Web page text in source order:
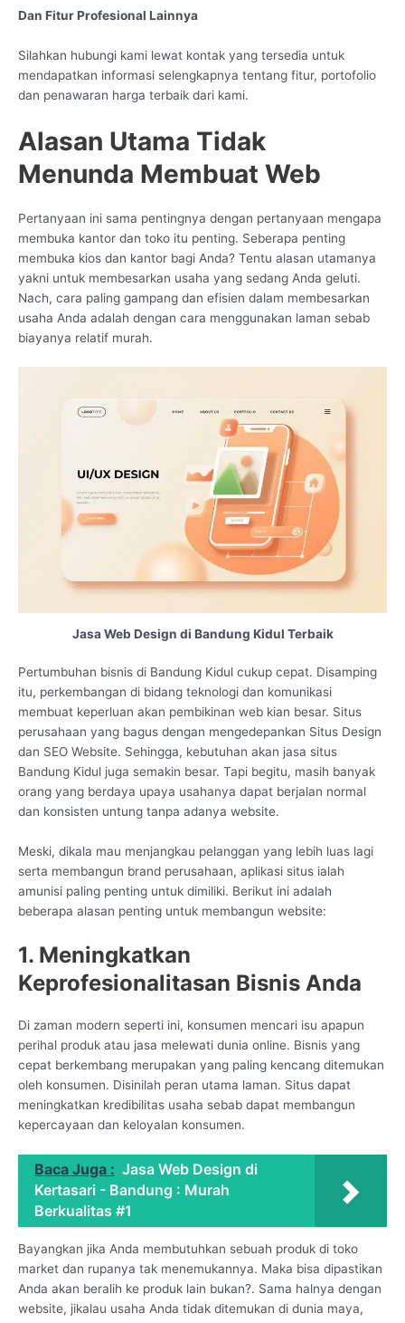
Dan Fitur Profesional Lainnya
Silahkan hubungi kami lewat kontak yang tersedia untuk
mendapatkan informasi selengkapnya tentang fitur, portofolio
dan penawaran harga terbaik dari kami.
Alasan Utama Tidak
Menunda Membuat Web
Pertanyaan ini sama pentingnya dengan pertanyaan mengapa
membuka kantor dan toko itu penting. Seberapa penting
membuka kios dan kantor bagi Anda? Tentu alasan utamanya
yakni untuk membesarkan usaha yang sedang Anda geluti.
Nach, cara paling gampang dan efisien dalam membesarkan
usaha Anda adalah dengan cara menggunakan laman sebab
biayanya relatif murah.
Jasa Web Design di Bandung Kidul Terbaik
Pertumbuhan bisnis di Bandung Kidul cukup cepat. Disamping
itu, perkembangan di bidang teknologi dan komunikasi
membuat keperluan akan pembikinan web kian besar. Situs
perusahaan yang bagus dengan mengedepankan Situs Design
dan SEO Website. Sehingga, kebutuhan akan jasa situs
Bandung Kidul juga semakin besar. Tapi begitu, masih banyak
orang yang berdaya upaya usahanya dapat berjalan normal
dan konsisten untung tanpa adanya website.
Meski, dikala mau menjangkau pelanggan yang lebih luas lagi
serta membangun brand perusahaan, aplikasi situs ialah
amunisi paling penting untuk dimiliki. Berikut ini adalah
beberapa alasan penting untuk membangun website:
1. Meningkatkan
Keprofesionalitasan Bisnis Anda
Di zaman modern seperti ini, konsumen mencari isu apapun
perihal produk atau jasa melewati dunia online. Bisnis yang
cepat berkembang merupakan yang paling kencang ditemukan
oleh konsumen. Disinilah peran utama laman. Situs dapat
meningkatkan kredibilitas usaha sebab dapat membangun
kepercayaan dan keloyalan konsumen.
Baca Juga : Jasa Web Design di
Kertasari - Bandung : Murah
Berkualitas #1
Bayangkan jika Anda membutuhkan sebuah produk di toko
market dan rupanya tak menemukannya. Maka bisa dipastikan
Anda akan beralih ke produk lain bukan?. Sama halnya dengan
website, jikalau usaha Anda tidak ditemukan di dunia maya,